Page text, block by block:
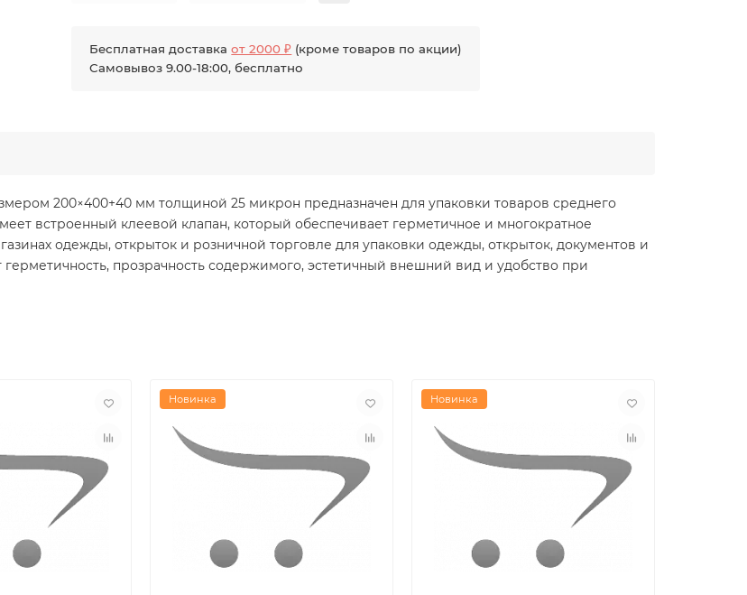
Бесплатная доставкаот 2000 ₽ (кроме товаров по акции)
Самовывоз 9.00-18:00, бесплатно
200×400+40 мм толщиной 25 микрон предназначен для упаковки товаров среднего
встроенный клеевой клапан, который обеспечивает герметичное и многократное
одежды, открыток и розничной торговле для упаковки одежды, открыток, документов и
прозрачность содержимого, эстетичный внешний вид и удобство при
Новинка Новинка